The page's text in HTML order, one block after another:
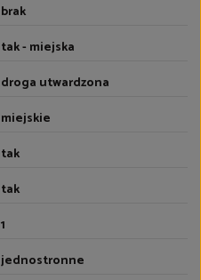
brak
tak - miejska
droga utwardzona
miejskie
tak
tak
1
jednostronne